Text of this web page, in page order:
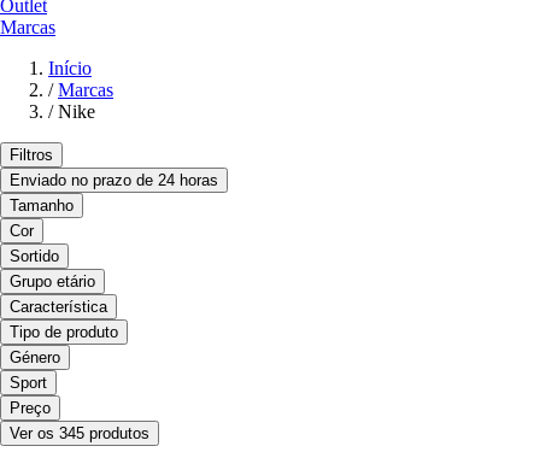
Outlet
Marcas
Início
/ Marcas
/ Nike
Filtros
Enviado no prazo de 24 horas
Tamanho
Cor
Sortido
Grupo etário
Característica
Tipo de produto
Género
Sport
Preço
Ver os 345 produtos